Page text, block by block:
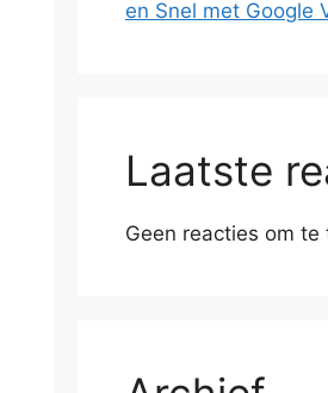
en Snel met Google
Laatste
Geen reacties om te